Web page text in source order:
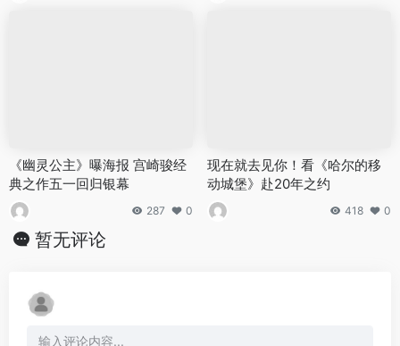
《幽灵公主》曝海报 宫崎骏经
典之作五一回归银幕
287 0
现在就去见你！看《哈尔的移
动城堡》赴20年之约
418 0
暂无评论